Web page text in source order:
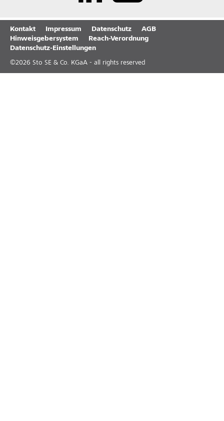
Kontakt Impressum Datenschutz
AGB
Hinweisgebersystem
Reach-Verordnung
Datenschutz-Einstellungen
©2026 Sto SE & Co. KGaA - all rights reserved